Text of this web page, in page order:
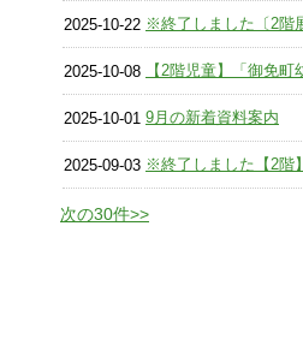
2025-10-22 ※終了しました〔2階
2025-10-08 【2階児童】「御免
2025-10-01 9月の新着資料案内
2025-09-03 ※終了しました【2階
次の30件>>